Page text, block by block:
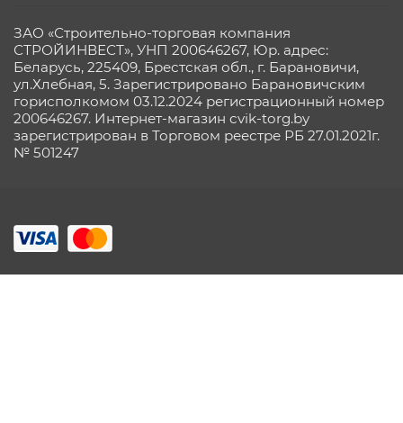
ЗАО «Строительно-торговая компания
СТРОЙИНВЕСТ», УНП 200646267, Юр. адрес:
Беларусь, 225409, Брестская обл., г. Барановичи,
ул.Хлебная, 5. Зарегистрировано Барановичским
горисполкомом 03.12.2024 регистрационный номер
200646267. Интернет-магазин cvik-torg.by
зарегистрирован в Торговом реестре РБ 27.01.2021г.
№ 501247